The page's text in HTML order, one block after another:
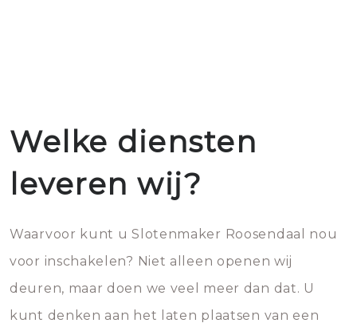
Welke diensten
leveren wij?
Waarvoor kunt u Slotenmaker Roosendaal nou
voor inschakelen? Niet alleen openen wij
deuren, maar doen we veel meer dan dat. U
kunt denken aan het laten plaatsen van een